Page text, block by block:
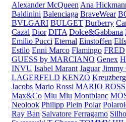
Alexander McQueen Ana
Baldinini Balenciaga BraveWear
BVLGARI BULGET Burberry
Cazal Dior DITA Dolce&Gabbana
Emilio Pucci Eternal Einstoffen
Estilo Enni Marco Flamingo FRED
GUESS by MARCIANO Genex
INVU Isabel Marant Jaguar Jimmy
LAGERFELD KENZO
Jacobs Mario Rossi MARIO
Max&Co Miu Miu Montblanc
Neolook Philipp Plein Polar
Ray Ban Salvatore Ferragamo